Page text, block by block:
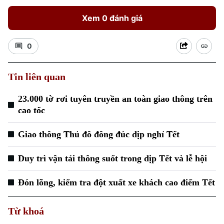
Xem 0 đánh giá
0
Tin liên quan
23.000 tờ rơi tuyên truyền an toàn giao thông trên
cao tốc
Giao thông Thủ đô đông đúc dịp nghỉ Tết
Duy trì vận tải thông suốt trong dịp Tết và lễ hội
Đón lõng, kiểm tra đột xuất xe khách cao điểm Tết
Từ khoá